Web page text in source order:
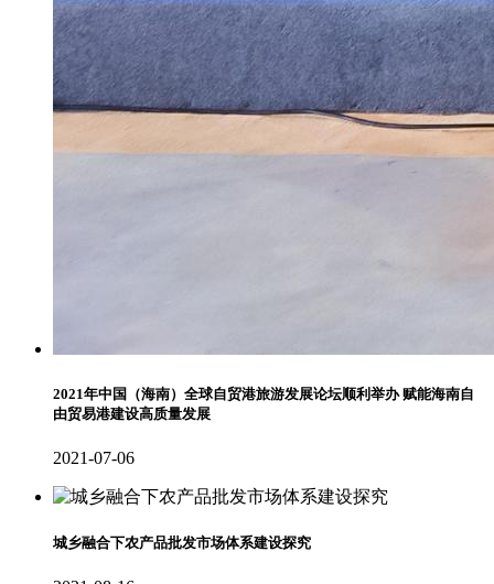
2021年中国（海南）全球自贸港旅游发展论坛顺利举办 赋能海南自
由贸易港建设高质量发展
2021-07-06
城乡融合下农产品批发市场体系建设探究